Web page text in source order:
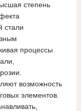
степень
стали
процессы
возможность
элементов.